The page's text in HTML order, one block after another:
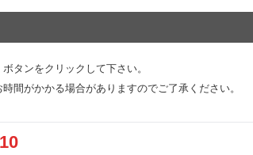
タンをクリックして下さい。
間がかかる場合がありますのでご了承ください。